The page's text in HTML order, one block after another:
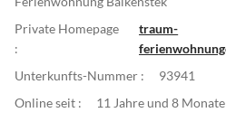
Private Homepage
:
traum-
Unterkunfts-Nummer :
93941
Online seit :
11 Jahre und 8